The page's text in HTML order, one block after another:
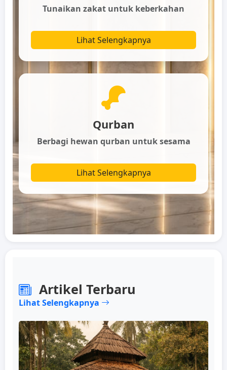
Tunaikan zakat untuk keberkahan
Lihat Selengkapnya
Qurban
Berbagi hewan qurban untuk sesama
Lihat Selengkapnya
Artikel Terbaru
Lihat Selengkapnya